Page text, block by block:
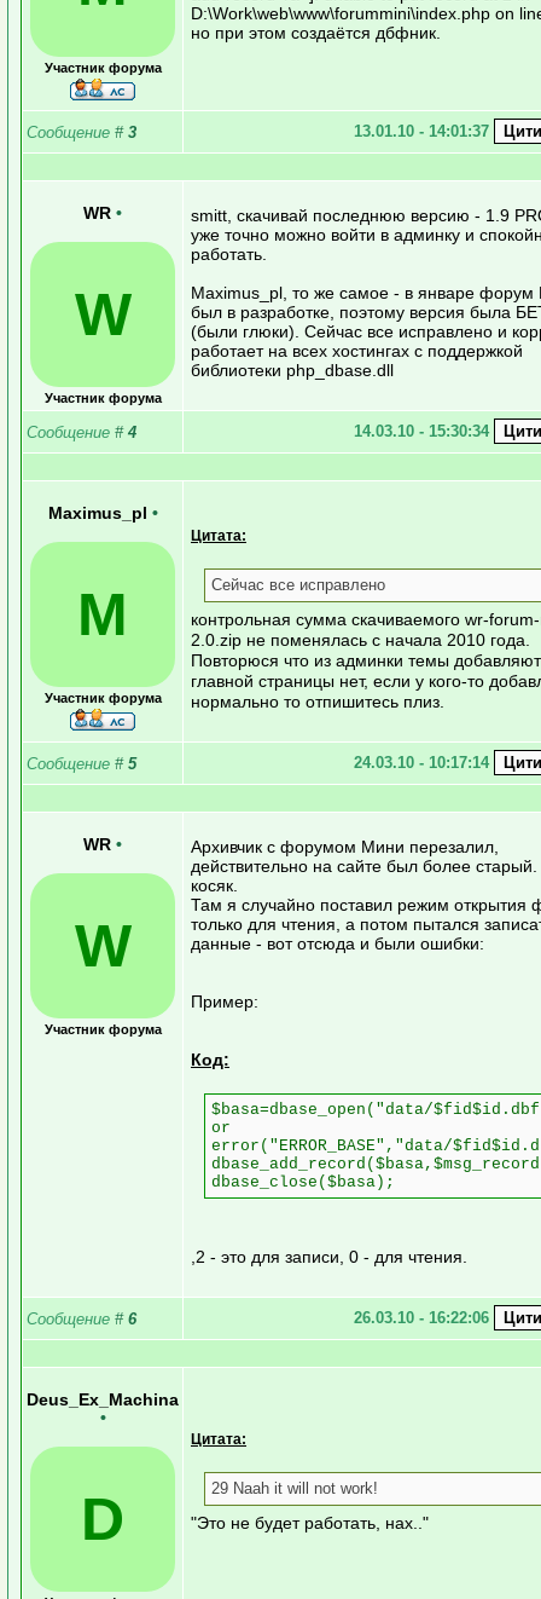
Участник форума
D:\Work\web\www\forummini\index.php on
но при этом создаётся дбфник.
Сообщение # 3 13.01.10 - 14:01:37
WR •
W
Участник форума
smitt, скачивай последнюю версию - 1.9
уже точно можно войти в админку и
работать.
Maximus_pl, то же самое - в январе
был в разработке, поэтому версия была
(были глюки). Сейчас все исправлено и
работает на всех хостингах с поддержкой
библиотеки php_dbase.dll
Сообщение # 4 14.03.10 - 15:30:34
Maximus_pl •
M
Участник форума
Цитата:
Сейчас все исправлено
контрольная сумма скачиваемого wr-
2.0.zip не поменялась с начала 2010 года.
Повторюся что из админки темы
главной страницы нет, если у кого-то
нормально то отпишитесь плиз.
Сообщение # 5 24.03.10 - 10:17:14
WR •
W
Участник форума
Архивчик с форумом Мини перезалил,
действительно на сайте был более
косяк.
Там я случайно поставил режим открытия
только для чтения, а потом пытался
данные - вот отсюда и были ошибки:
Пример:
Код:
$basa=dbase_open("data/
or
error("ERROR_BASE","data/
dbase_close($basa);
,2 - это для записи, 0 - для чтения.
Сообщение # 6 26.03.10 - 16:22:06
Deus_Ex_Machina
•
D
Цитата:
29 Naah it will not work!
"Это не будет работать, нах.."